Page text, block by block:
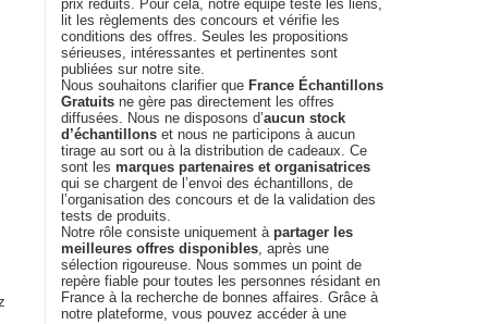
prix réduits. Pour cela, notre équipe teste les liens,
lit les règlements des concours et vérifie les
conditions des offres. Seules les propositions
sérieuses, intéressantes et pertinentes sont
publiées sur notre site.
Nous souhaitons clarifier que France Échantillons
Gratuits ne gère pas directement les offres
diffusées. Nous ne disposons d’aucun stock
d’échantillons et nous ne participons à aucun
tirage au sort ou à la distribution de cadeaux. Ce
sont les marques partenaires et organisatrices
qui se chargent de l’envoi des échantillons, de
l’organisation des concours et de la validation des
tests de produits.
Notre rôle consiste uniquement à partager les
meilleures offres disponibles, après une
sélection rigoureuse. Nous sommes un point de
repère fiable pour toutes les personnes résidant en
France à la recherche de bonnes affaires. Grâce à
notre plateforme, vous pouvez accéder à une